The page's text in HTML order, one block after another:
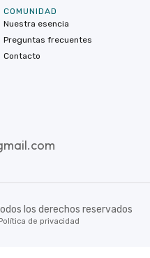
COMUNIDAD
Nuestra esencia
Preguntas frecuentes
Contacto
los derechos reservados
Política de privacidad